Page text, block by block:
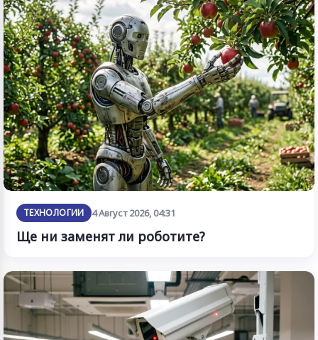
ТЕХНОЛОГИИ 4 Август 2026, 04:31
Ще ни заменят ли роботите?